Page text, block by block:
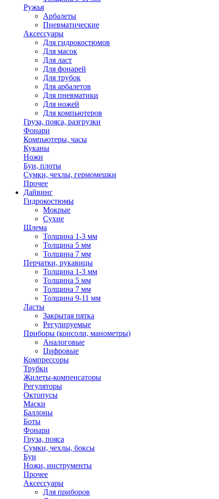
Ружья
Арбалеты
Пневматические
Аксессуары
Для гидрокостюмов
Для масок
Для ласт
Для фонарей
Для трубок
Для арбалетов
Для пневматики
Для ножей
Для компьютеров
Груза, пояса, разгрузки
Фонари
Компьютеры, часы
Куканы
Ножи
Буи, плоты
Сумки, чехлы, гермомешки
Прочее
Дайвинг
Гидрокостюмы
Мокрые
Сухие
Шлема
Толщина 1-3 мм
Толщина 5 мм
Толщина 7 мм
Перчатки, рукавицы
Толщина 1-3 мм
Толщина 5 мм
Толщина 7 мм
Толщина 9-11 мм
Ласты
Закрытая пятка
Регулируемые
Приборы (консоли, манометры)
Аналоговые
Цифровые
Компрессоры
Трубки
Жилеты-компенсаторы
Регуляторы
Октопусы
Маски
Баллоны
Боты
Фонари
Груза, пояса
Сумки, чехлы, боксы
Буи
Ножи, инструменты
Прочее
Аксессуары
Для приборов